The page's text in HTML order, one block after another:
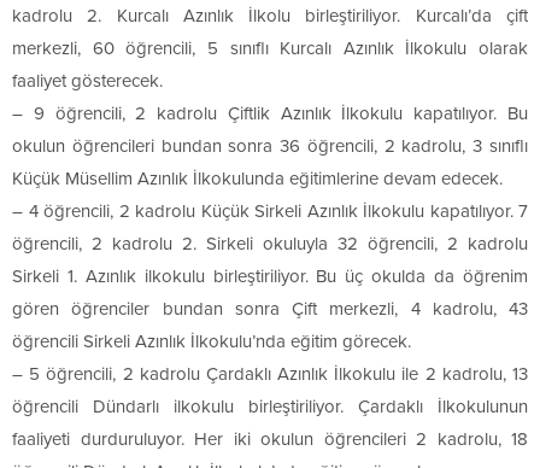
kadrolu 2. Kurcalı Azınlık İlkolu birleştiriliyor. Kurcalı’da çift
merkezli, 60 öğrencili, 5 sınıflı Kurcalı Azınlık İlkokulu olarak
faaliyet gösterecek.
– 9 öğrencili, 2 kadrolu Çiftlik Azınlık İlkokulu kapatılıyor. Bu
okulun öğrencileri bundan sonra 36 öğrencili, 2 kadrolu, 3 sınıflı
Küçük Müsellim Azınlık İlkokulunda eğitimlerine devam edecek.
– 4 öğrencili, 2 kadrolu Küçük Sirkeli Azınlık İlkokulu kapatılıyor. 7
öğrencili, 2 kadrolu 2. Sirkeli okuluyla 32 öğrencili, 2 kadrolu
Sirkeli 1. Azınlık ilkokulu birleştiriliyor. Bu üç okulda da öğrenim
gören öğrenciler bundan sonra Çift merkezli, 4 kadrolu, 43
öğrencili Sirkeli Azınlık İlkokulu’nda eğitim görecek.
– 5 öğrencili, 2 kadrolu Çardaklı Azınlık İlkokulu ile 2 kadrolu, 13
öğrencili Dündarlı ilkokulu birleştiriliyor. Çardaklı İlkokulunun
faaliyeti durduruluyor. Her iki okulun öğrencileri 2 kadrolu, 18